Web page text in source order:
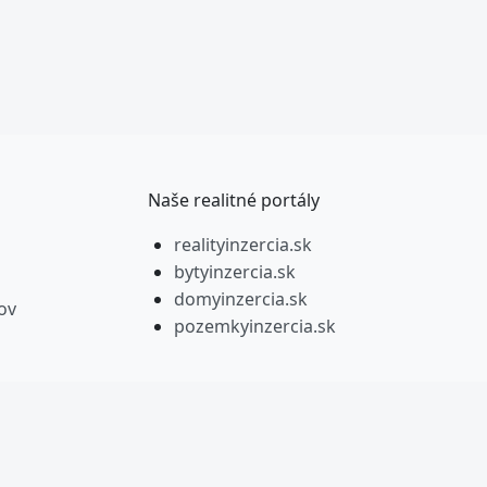
Naše realitné portály
realityinzercia.sk
bytyinzercia.sk
domyinzercia.sk
pozemkyinzercia.sk